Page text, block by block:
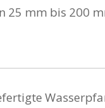
25 mm bis 200